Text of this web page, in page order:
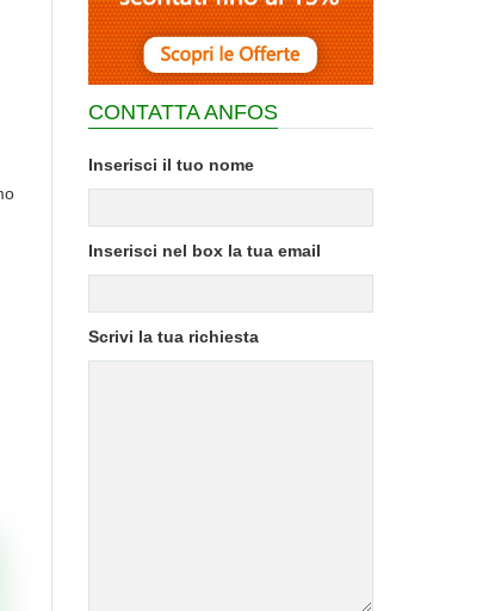
CONTATTA ANFOS
Inserisci il tuo nome
Inserisci nel box la tua email
Scrivi la tua richiesta